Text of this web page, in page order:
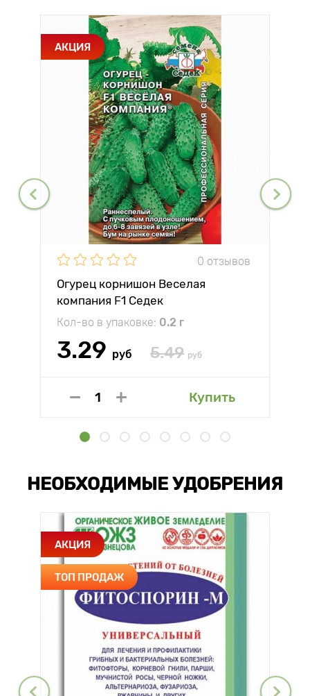
АКЦИЯ
0 отзывов
Огурец корнишон Веселая
компания F1 Седек
Кол-во в упаковке: 0.2 г
3.29 руб 5.49 руб
Купить
НЕОБХОДИМЫЕ УДОБРЕНИЯ
АКЦИЯ
ТОП ПРОДАЖ